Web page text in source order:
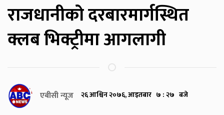
राजधानीको दरबारमार्गस्थित
क्लब भिक्ट्रीमा आगलागी
एबीसी न्यूज २६ आश्विन २०७६, आइतबार ७ : २७ बजे